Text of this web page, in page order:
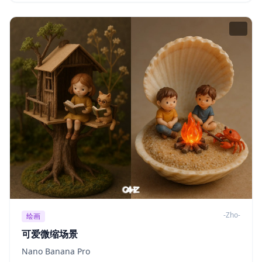
绘画 -Zho-
可爱微缩场景
Nano Banana Pro